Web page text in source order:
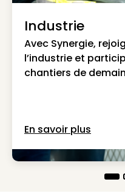
Industrie
Avec Synergie,
l’industrie et
chantiers de
En savoir plus